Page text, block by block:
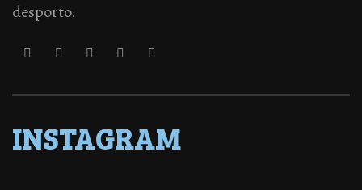
desporto.
INSTAGRAM